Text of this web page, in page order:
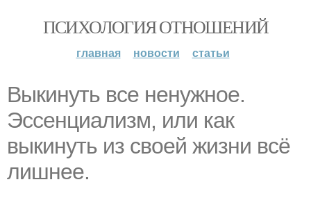
ПСИХОЛОГИЯ ОТНОШЕНИЙ
главная новости статьи
Выкинуть все ненужное.
Эссенциализм, или как
выкинуть из своей жизни всё
лишнее.